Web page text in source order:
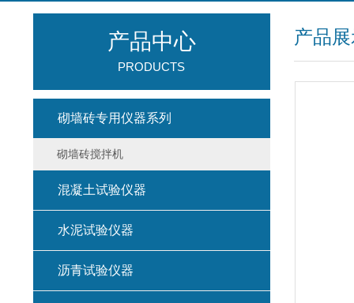
产品
产品中心
PRODUCTS
砌墙砖专用仪器系列
砌墙砖搅拌机
混凝土试验仪器
水泥试验仪器
沥青试验仪器